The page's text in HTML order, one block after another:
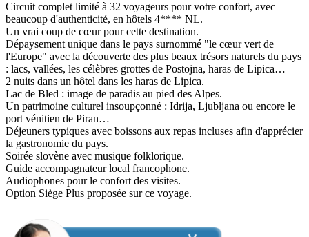
Circuit complet limité à 32 voyageurs pour votre confort, avec
beaucoup d'authenticité, en hôtels 4**** NL.
Un vrai coup de cœur pour cette destination.
Dépaysement unique dans le pays surnommé "le cœur vert de
l'Europe" avec la découverte des plus beaux trésors naturels du pays
: lacs, vallées, les célèbres grottes de Postojna, haras de Lipica…
2 nuits dans un hôtel dans les haras de Lipica.
Lac de Bled : image de paradis au pied des Alpes.
Un patrimoine culturel insoupçonné : Idrija, Ljubljana ou encore le
port vénitien de Piran…
Déjeuners typiques avec boissons aux repas incluses afin d'apprécier
la gastronomie du pays.
Soirée slovène avec musique folklorique.
Guide accompagnateur local francophone.
Audiophones pour le confort des visites.
Option Siège Plus proposée sur ce voyage.